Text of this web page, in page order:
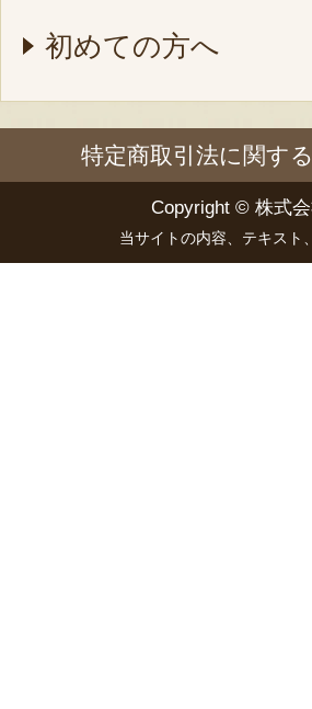
初めての方へ
特定商取引法に関す
Copyright © 株式
当サイトの内容、テキスト